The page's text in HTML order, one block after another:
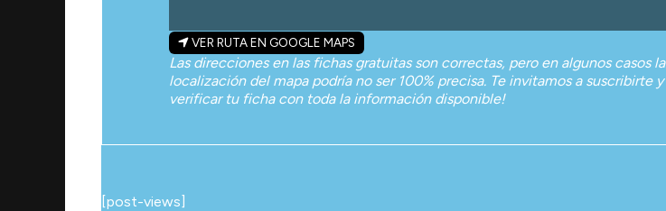
VER RUTA EN GOOGLE MAPS
Las direcciones en las fichas gratuitas son correctas, pero en algunos casos la
localización del mapa podría no ser 100% precisa. Te invitamos a suscribirte y
verificar tu ficha con toda la información disponible!
[post-views]